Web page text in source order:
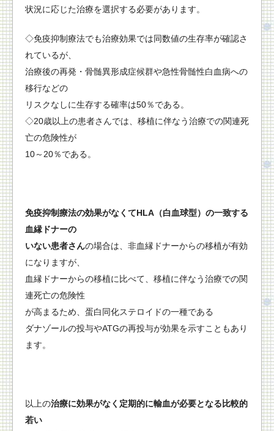
状況に応じた治療を選択する必要があります。
◇免疫抑制療法でも治療効果では同数値の生存率が確認さ
れているが、
治療後の再発・骨髄異形成症候群や急性骨髄性白血病への
移行などの
リスクなしに生存する確率は50％である。
◇20歳以上の患者さんでは、移植に伴なう治療での関連死
亡の危険性が
10～20％である。
免疫抑制療法の効果がなくてHLA（白血球型）の一致する
血縁ドナーの
いない患者さんの場合は、非血縁ドナーからの移植が有効
になりますが、
血縁ドナーからの移植に比べて、移植に伴なう治療での関
連死亡の危険性
が高まるため、蛋白同化ステロイドの一種である
ダナゾールの投与やATGの再投与が効果を示すこともあり
ます。
以上の治療に効果がなく定期的に輸血が必要となる比較的
若い